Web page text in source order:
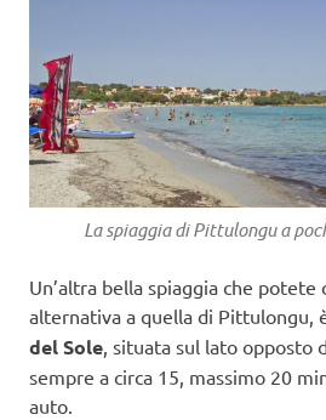
La spiaggia di Pittulongu a
Un’altra bella spiaggia che potete
alternativa a quella di Pittulongu,
del Sole, situata sul lato opposto
sempre a circa 15, massimo 20
auto.